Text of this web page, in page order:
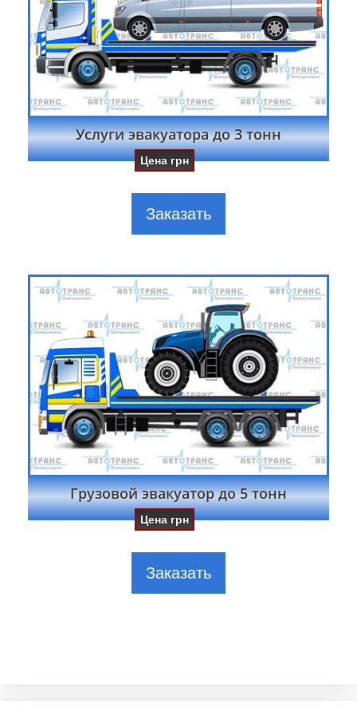
Услуги эвакуатора до 3 тонн
Цена грн
Заказать
Грузовой эвакуатор до 5 тонн
Цена грн
Заказать